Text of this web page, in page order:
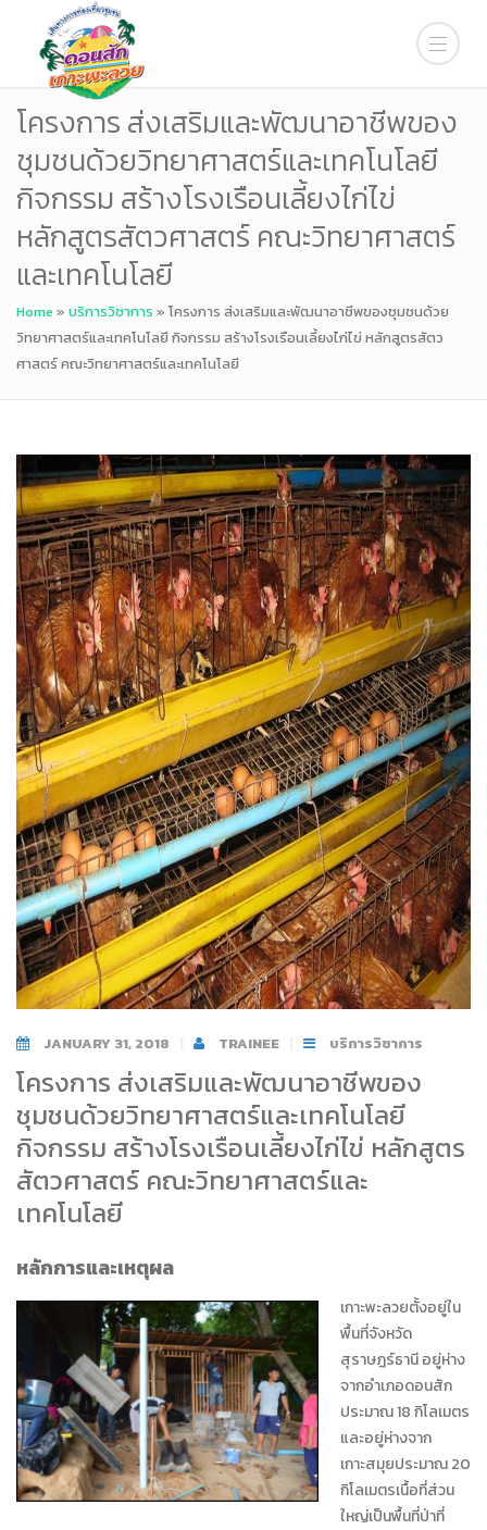
โครงการ ส่งเสริมและพัฒนาอาชีพของ
ชุมชนด้วยวิทยาศาสตร์และเทคโนโลยี
กิจกรรม สร้างโรงเรือนเลี้ยงไก่ไข่
หลักสูตรสัตวศาสตร์ คณะวิทยาศาสตร์
และเทคโนโลยี
Home » บริการวิชาการ » โครงการ ส่งเสริมและพัฒนาอาชีพของชุมชนด้วย
วิทยาศาสตร์และเทคโนโลยี กิจกรรม สร้างโรงเรือนเลี้ยงไก่ไข่ หลักสูตรสัตว
ศาสตร์ คณะวิทยาศาสตร์และเทคโนโลยี
JANUARY 31, 2018 TRAINEE บริการวิชาการ
โครงการ ส่งเสริมและพัฒนาอาชีพของ
ชุมชนด้วยวิทยาศาสตร์และเทคโนโลยี
กิจกรรม สร้างโรงเรือนเลี้ยงไก่ไข่ หลักสูตร
สัตวศาสตร์ คณะวิทยาศาสตร์และ
เทคโนโลยี
หลักการและเหตุผล
เกาะพะลวยตั้งอยู่ใน
พื้นที่จังหวัด
สุราษฎร์ธานี อยู่ห่าง
จากอำเภอดอนสัก
ประมาณ 18 กิโลเมตร
และอยู่ห่างจาก
เกาะสมุยประมาณ 20
กิโลเมตรเนื้อที่ส่วน
ใหญ่เป็นพื้นที่ป่าที่